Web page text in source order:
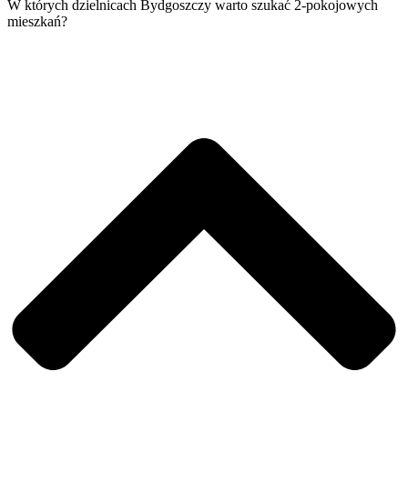
W których dzielnicach Bydgoszczy warto szukać 2-pokojowych
mieszkań?